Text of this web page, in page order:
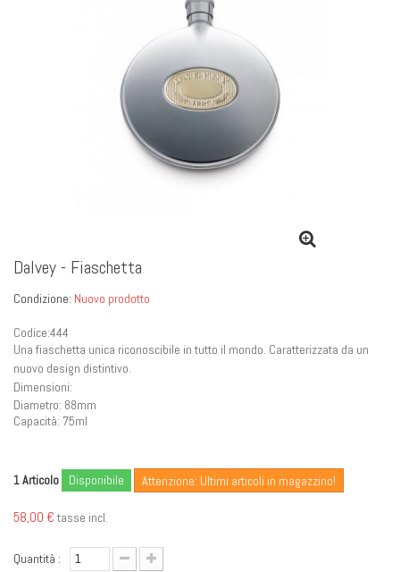
Dalvey - Fiaschetta
Condizione: Nuovo prodotto
Codice:444
Una fiaschetta unica riconoscibile in tutto il mondo. Caratterizzata da un
nuovo design distintivo.
Dimensioni:
Diametro: 88mm
Capacità: 75ml
1Articolo Disponibile Attenzione: Ultimi articoli in magazzino!
58,00 € tasse incl.
Quantità :